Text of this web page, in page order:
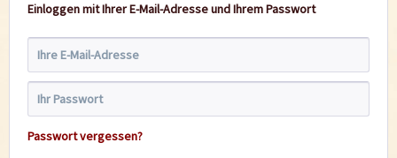
Einloggen mit Ihrer E-Mail-Adresse und Ihrem Passwort
Passwort vergessen?